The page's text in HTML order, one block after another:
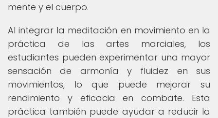
mente y el cuerpo.
Al integrar la meditación en movimiento en la
práctica de las artes marciales, los
estudiantes pueden experimentar una mayor
sensación de armonía y fluidez en sus
movimientos, lo que puede mejorar su
rendimiento y eficacia en combate. Esta
práctica también puede ayudar a reducir la